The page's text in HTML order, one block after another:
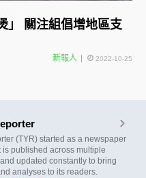
」 關注組倡增地區支
新報人 2022-10-25
(TYR) started as a newspaper
is published across multiple
updated constantly to bring
analyses to its readers.